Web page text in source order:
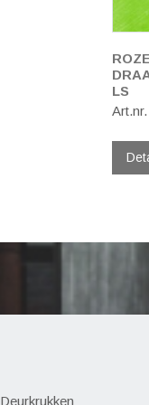
LS
Deurkrukken